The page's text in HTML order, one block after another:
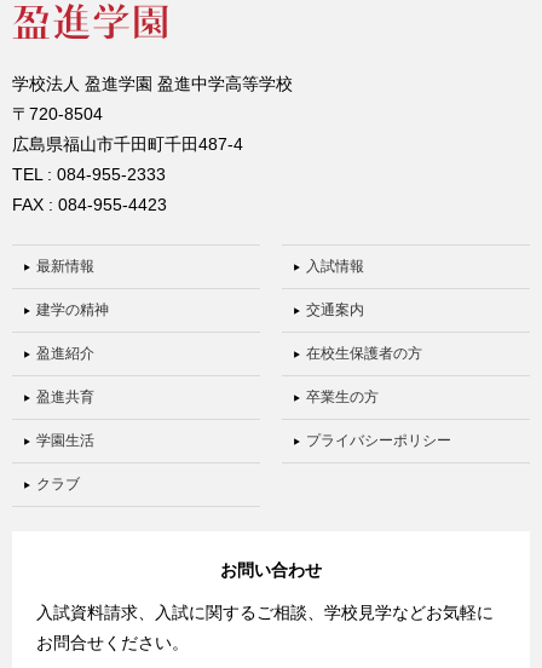
学校法人 盈進学園 盈進中学高等学校
〒720-8504
広島県福山市千田町千田487-4
TEL : 084-955-2333
FAX : 084-955-4423
最新情報
建学の精神
盈進紹介
盈進共育
学園生活
クラブ
入試情報
交通案内
在校生保護者の方
卒業生の方
プライバシーポリシー
お問い合わせ
入試資料請求、入試に関するご相談、学校見学などお気軽に
お問合せください。